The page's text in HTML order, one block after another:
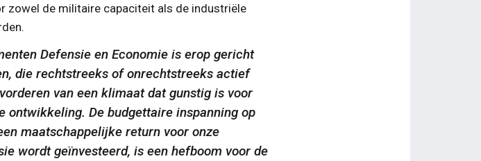
zowel de militaire capaciteit als de industriële
Defensie en Economie is erop gericht
die rechtstreeks of onrechtstreeks actief
van een klimaat dat gunstig is voor
De budgettaire inspanning op
maatschappelijke return voor onze
wordt geïnvesteerd, is een hefboom voor de